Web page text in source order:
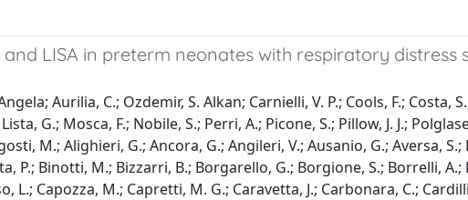
and LISA in preterm neonates with respiratory
Aurilia, C.; Ozdemir, S. Alkan; Carnielli, V. P.; Cools, F.; Costa,
G.; Mosca, F.; Nobile, S.; Perri, A.; Picone, S.; Pillow, J. J.;
M.; Alighieri, G.; Ancora, G.; Angileri, V.; Ausanio, G.; Aversa,
P.; Binotti, M.; Bizzarri, B.; Borgarello, G.; Borgione, S.; Borrelli,
L.; Capozza, M.; Capretti, M. G.; Caravetta, J.; Carbonara, C.;